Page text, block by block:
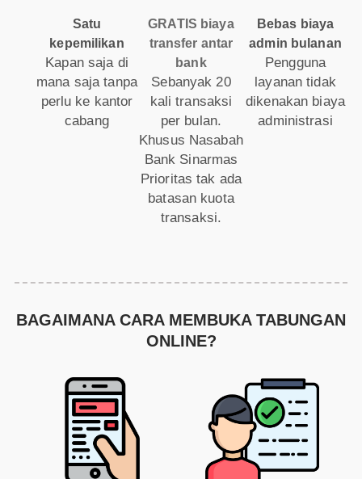
Satu
kepemilikan
Kapan saja di
mana saja tanpa
perlu ke kantor
cabang
GRATIS biaya
transfer antar
bank
Sebanyak 20
kali transaksi
per bulan.
Khusus Nasabah
Bank Sinarmas
Prioritas tak ada
batasan kuota
transaksi.
Bebas biaya
admin bulanan
Pengguna
layanan tidak
dikenakan biaya
administrasi
BAGAIMANA CARA MEMBUKA TABUNGAN
ONLINE?